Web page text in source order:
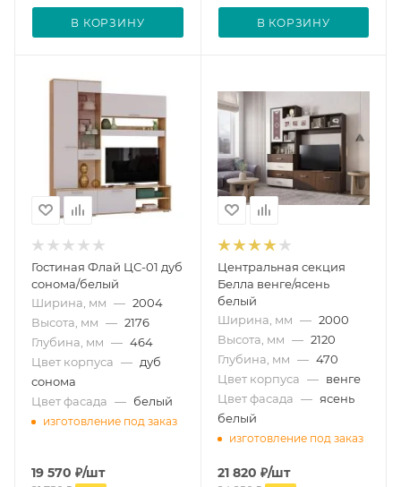
В КОРЗИНУ В КОРЗИНУ
Гостиная Флай ЦС-01 дуб
сонома/белый
Ширина, мм — 2004
Высота, мм — 2176
Глубина, мм — 464
Цвет корпуса — дуб
сонома
Цвет фасада — белый
изготовление под заказ
19 570 ₽/шт
Центральная секция
Белла венге/ясень
белый
Ширина, мм — 2000
Высота, мм — 2120
Глубина, мм — 470
Цвет корпуса — венге
Цвет фасада — ясень
белый
изготовление под заказ
21 820 ₽/шт